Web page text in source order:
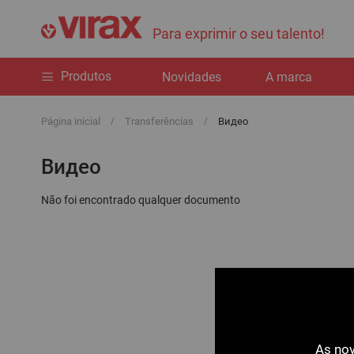
Para exprimir o seu talento!
Produtos Novidades A marca
Página inicial Transferências Видео
Видео
Não foi encontrado qualquer documento
As